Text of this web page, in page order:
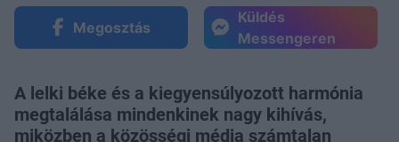
Megosztás
Küldés
Messengeren
A lelki béke és a kiegyensúlyozott harmónia
megtalálása mindenkinek nagy kihívás,
miközben a közösségi média számtalan